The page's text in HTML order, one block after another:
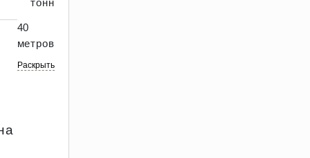
тонн
40
метров
Раскрыть